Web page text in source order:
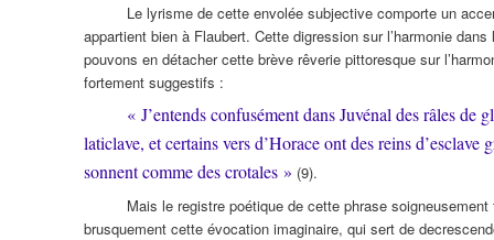
Le lyrisme de cette envolée subjective comporte un
appartient bien à Flaubert. Cette digression sur l’harmonie
pouvons en détacher cette brève rêverie pittoresque sur
fortement suggestifs :
« J’entends confusément dans Juvénal des râles de
laticlave, et certains vers d’Horace ont des reins d’esclave
sonnent comme des crotales » (9).
Mais le registre poétique de cette phrase
brusquement cette évocation imaginaire, qui sert de